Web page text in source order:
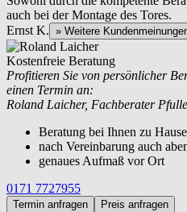
auch bei der Montage des Tores.
Ernst K. » Weitere
Kostenfreie Beratung
Profitieren Sie von persönlicher
einen Termin an:
Roland Laicher, Fachberater
Beratung bei Ihnen zu Hause
nach Vereinbarung auch
genaues Aufmaß vor Ort
0171 7727955
Termin anfragen Preis anfragen